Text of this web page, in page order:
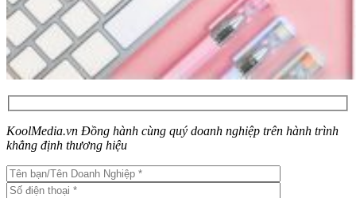
KoolMedia.vn Đồng hành cùng quý doanh nghiệp trên hành trình
khẳng định thương hiệu